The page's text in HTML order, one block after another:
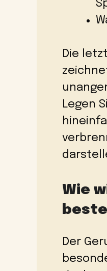
Die
Legen
Wie
Der